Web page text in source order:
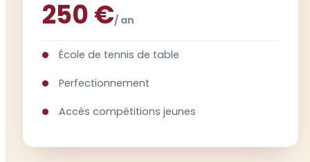
250 €/ an
École de tennis de table
Perfectionnement
Accès compétitions jeunes